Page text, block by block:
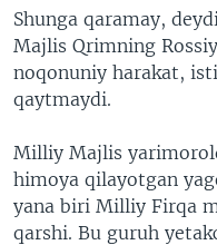
Shunga qaramay,
Majlis Qrimning
noqonuniy harakat,
qaytmaydi.
Milliy Majlis
himoya qilayotgan
yana biri Milliy Firqa
qarshi. Bu guruh